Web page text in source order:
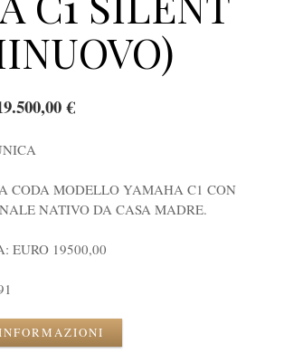
€
CODA MODELLO YAMAHA C1 CON
NATIVO DA CASA MADRE.
EURO 19500,00